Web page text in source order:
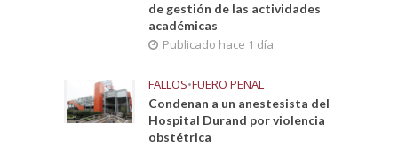
de gestión de las actividades
académicas
Publicado hace 1 día
FALLOS•FUERO PENAL
Condenan a un anestesista del
Hospital Durand por violencia
obstétrica